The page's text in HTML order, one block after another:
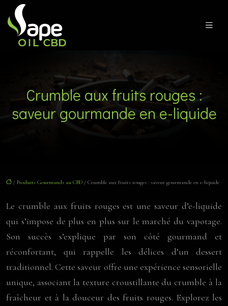
Crumble aux fruits rouges :
saveur gourmande en e-liquide
/ Produits Gourmands au CBD / Crumble aux fruits rouges : saveur gourmande en e-liquide
Le crumble aux fruits rouges est une saveur d’e-liquide
qui s’impose de plus en plus sur le marché du vapotage.
Son succès s’explique par son côté gourmand et
réconfortant, qui rappelle les délices d’un dessert
traditionnel. Cette saveur offre une expérience sensorielle
unique, associant la texture croustillante du crumble à la
fraîcheur et à la douceur des fruits rouges. Explorez les